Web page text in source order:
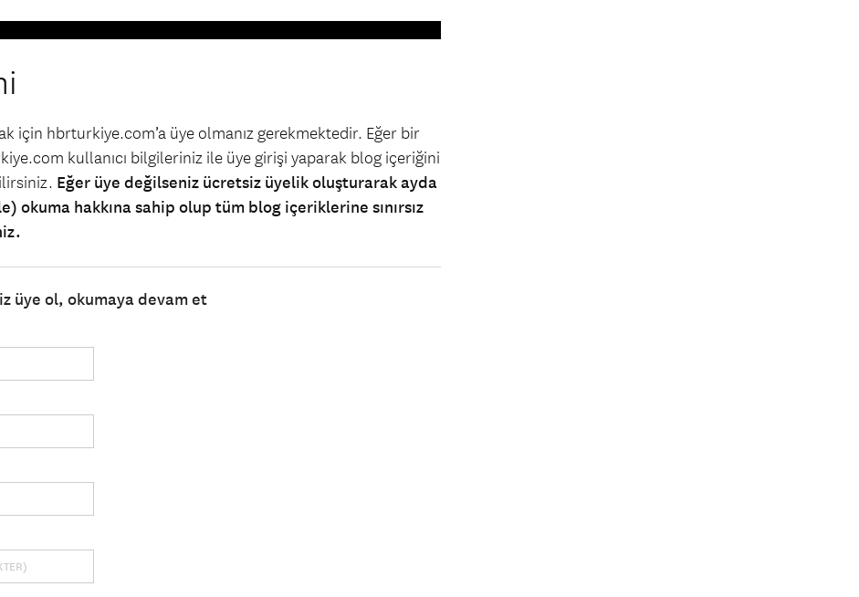
için hbrturkiye.com’a üye olmanız gerekmektedir. Eğer bir
kullanıcı bilgileriniz ile üye girişi yaparak blog içeriğini
Eğer üye değilseniz ücretsiz üyelik oluşturarak ayda
okuma hakkına sahip olup tüm blog içeriklerine sınırsız
üye ol, okumaya devam et